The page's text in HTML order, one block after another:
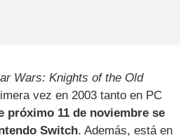
Wars: Knights of the Old
vez en 2003 tanto en PC
próximo 11 de noviembre se
Switch. Además, está en